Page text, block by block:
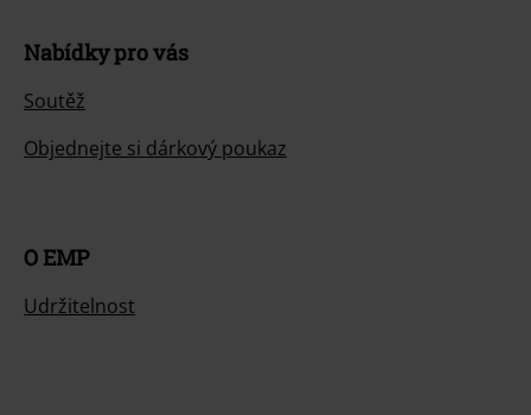
Nabídky pro vás
Soutěž
Objednejte si dárkový poukaz
O EMP
Udržitelnost